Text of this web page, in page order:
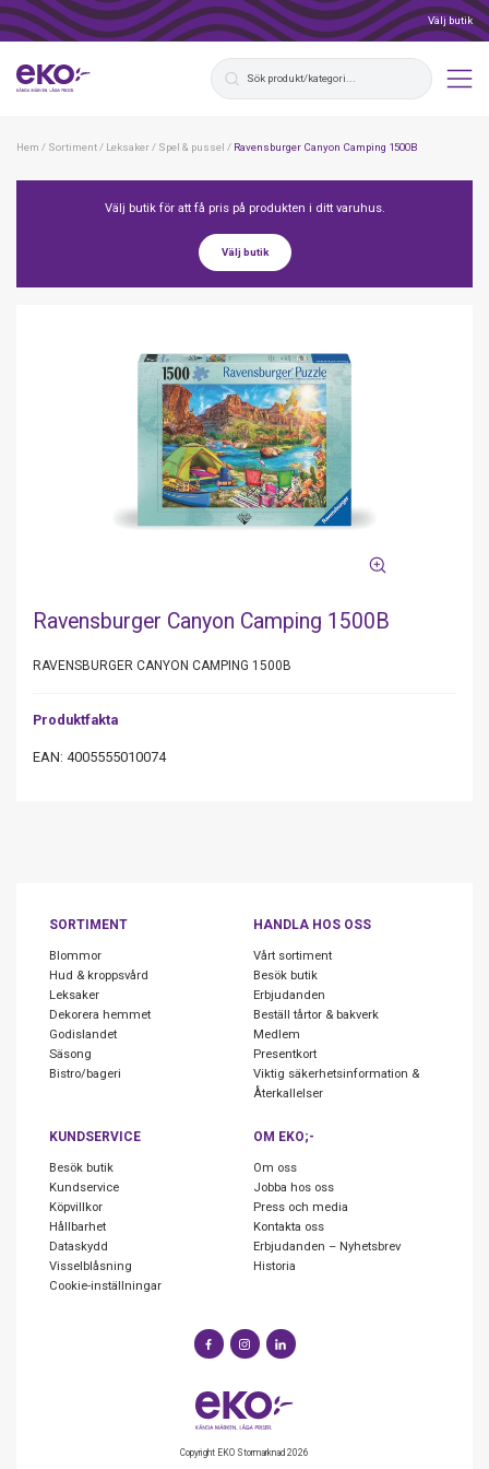
Välj butik
Hem / Sortiment/ Leksaker/ Spel & pussel / Ravensburger Canyon Camping 1500B
Välj butik för att få pris på produkten i ditt varuhus.
Välj butik
Ravensburger Canyon Camping 1500B
RAVENSBURGER CANYON CAMPING 1500B
Produktfakta
EAN: 4005555010074
SORTIMENT
Blommor
Hud & kroppsvård
Leksaker
Dekorera hemmet
Godislandet
Säsong
Bistro/bageri
HANDLA HOS OSS
Vårt sortiment
Besök butik
Erbjudanden
Beställ tårtor & bakverk
Medlem
Presentkort
Viktig säkerhetsinformation &
Återkallelser
KUNDSERVICE
Besök butik
Kundservice
Köpvillkor
Hållbarhet
Dataskydd
Visselblåsning
Cookie-inställningar
OM EKO;-
Om oss
Jobba hos oss
Press och media
Kontakta oss
Erbjudanden – Nyhetsbrev
Historia
Copyright EKO Stormarknad 2026